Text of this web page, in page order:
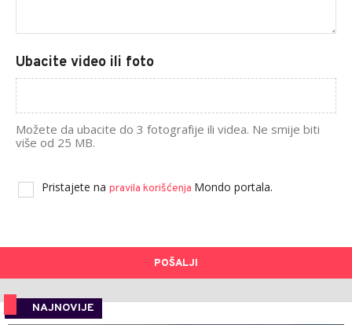
Ubacite video ili foto
Možete da ubacite do 3 fotografije ili videa. Ne smije biti
više od 25 MB.
Pristajete na pravila korišćenja Mondo portala.
POŠALJI
NAJNOVIJE